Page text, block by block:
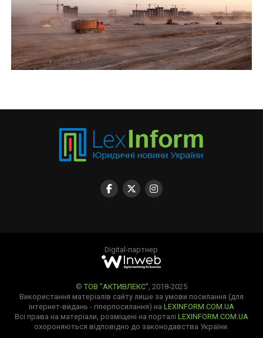
Digital-партнер
© ТОВ "АКТИВЛЕКС", 2018-2025
Використання матеріалів сайту лише за умови посилання (для
інтернет-видань - гіперпосилання) на LEXINFORM.COM.UA
Всі права на матеріали, розміщені на порталі LEXINFORM.COM.UA
охороняються відповідно до законодавства України.